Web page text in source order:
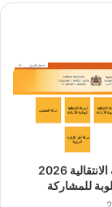
مذكرة الحركة الانتقالية 2026
للمشاركة